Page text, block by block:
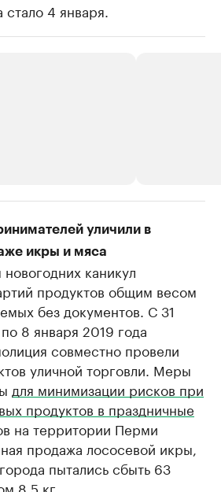
4 января.
и
в каталоге
уличили в
икры и мяса
каникул
продуктов общим весом
без документов. С 31
8 января 2019 года
совместно провели
уличной торговли. Меры
для минимизации рисков при
продуктов в праздничные
на территории Перми
продажа лососевой икры,
пытались сбыть 63
8,5 кг.